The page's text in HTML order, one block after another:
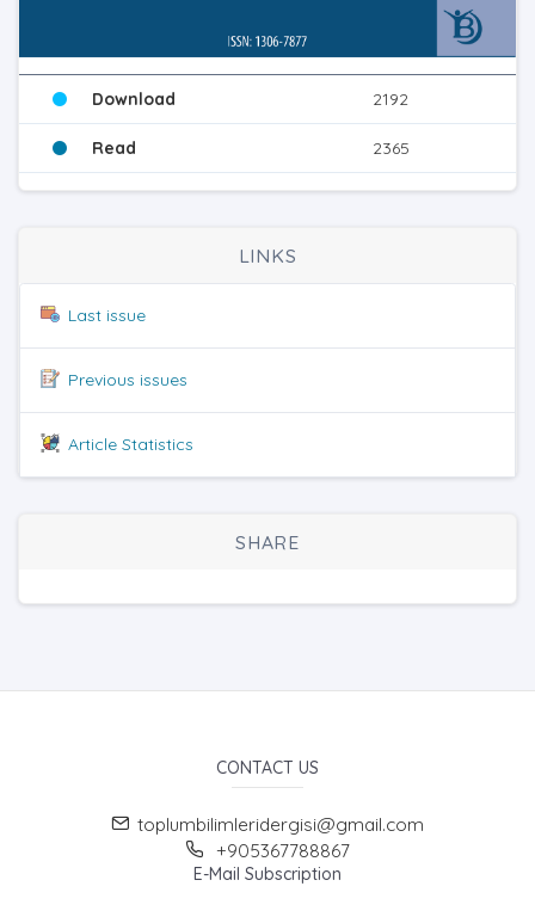
Download 2192
Read 2365
LINKS
Last issue
Previous issues
Article Statistics
SHARE
CONTACT US
toplumbilimleridergisi@gmail.com
+905367788867
E-Mail Subscription